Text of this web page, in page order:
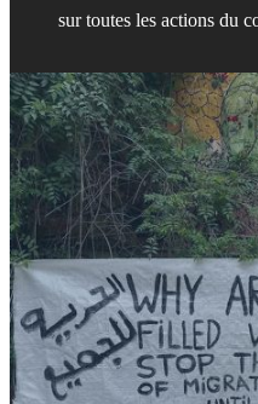
sur toutes les actions du